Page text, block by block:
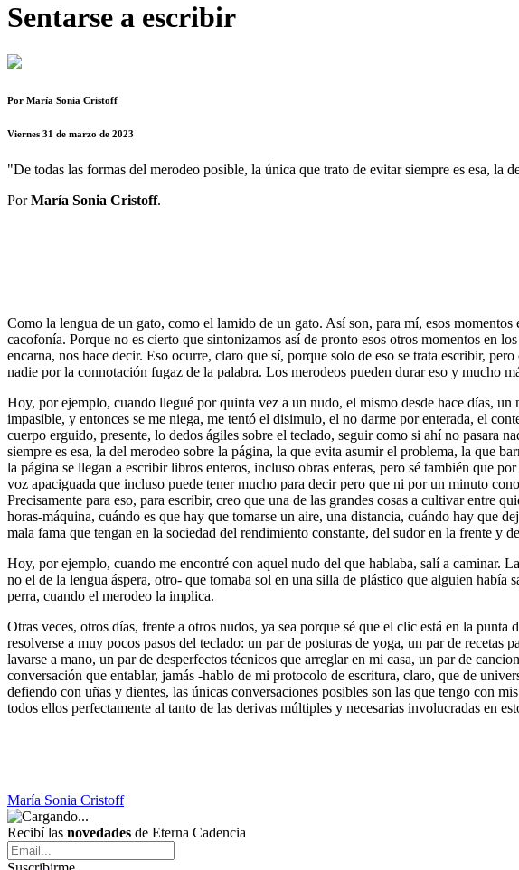
Sentarse a escribir
Por María Sonia Cristoff
Viernes 31 de marzo de 2023
"De todas las formas del merodeo posible, la única que trato de evitar siempre es esa,
PorMaría Sonia Cristoff.
Como la lengua de un gato, como el lamido de un gato. Así son, para mí, esos
cacofonía. Porque no es cierto que sintonizamos así de pronto esos otros momentos en
encarna, nos hace decir. Eso ocurre, claro que sí, porque solo de eso se trata escribir,
nadie por la connotación fugaz de la palabra. Los merodeos pueden durar eso y mucho
Hoy, por ejemplo, cuando llegué por quinta vez a un nudo, el mismo desde hace días,
impasible, y entonces se me niega, me tentó el disimulo, el no darme por enterada, el
cuerpo erguido, presente, lo dedos ágiles sobre el teclado, seguir como si ahí no pasara
siempre es esa, la del merodeo sobre la página, la que evita asumir el problema, la que
la página se llegan a escribir libros enteros, incluso obras enteras, pero sé también que
voz apaciguada que incluso puede tener mucho para decir pero que ni por un minuto
Precisamente para eso, para escribir, creo que una de las grandes cosas a cultivar entre
horas-máquina, cuándo es que hay que tomarse un aire, una distancia, cuándo hay que
mala fama que tengan en la sociedad del rendimiento constante, del sudor en la frente y
Hoy, por ejemplo, cuando me encontré con aquel nudo del que hablaba, salí a caminar.
no el de la lengua áspera, otro- que tomaba sol en una silla de plástico que alguien
perra, cuando el merodeo la implica.
Otras veces, otros días, frente a otros nudos, ya sea porque sé que el clic está en la
resolverse a muy pocos pasos del teclado: un par de posturas de yoga, un par de
lavarse a mano, un par de desperfectos técnicos que arreglar en mi casa, un par de
conversación que entablar, jamás -hablo de mi protocolo de escritura, claro, que de
defiendo con uñas y dientes, las únicas conversaciones posibles son las que tengo con
todos ellos perfectamente al tanto de las derivas múltiples y necesarias involucradas en
María Sonia Cristoff
Recibí las novedades de Eterna Cadencia